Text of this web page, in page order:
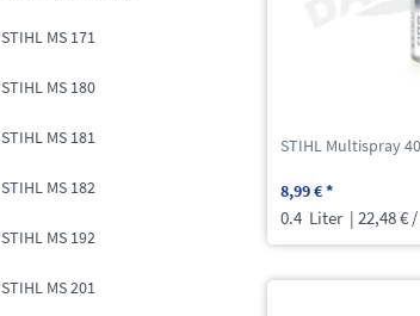
STIHL MS 171
STIHL MS 180
STIHL MS 181
STIHL MS 182
STIHL MS 192
STIHL MS 201
STIHL Multispray
8,99 € *
0.4 Liter | 22,48 €